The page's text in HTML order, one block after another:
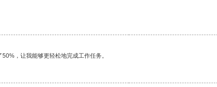
，让我能够更轻松地完成工作任务。